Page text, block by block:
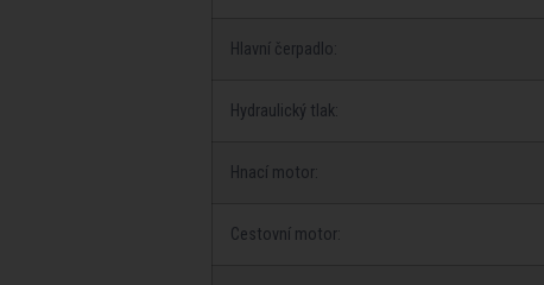
Hlavní čerpadlo:
Hydraulický tlak:
Hnací motor:
Cestovní motor: